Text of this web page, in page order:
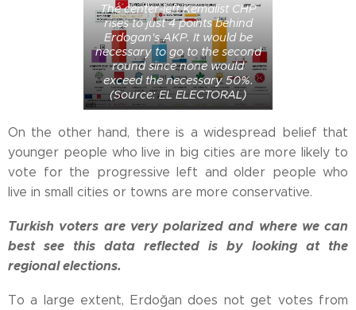
The center-left Kemalist CHP
rises to just 4 points behind
Erdogan's AKP. It would be
necessary to go to the second
round since none would
exceed the necessary 50%.
(Source: EL ELECTORAL)
On the other hand, there is a widespread belief that
younger people who live in big cities are more likely to
vote for the progressive left and older people who
live in small cities or towns are more conservative.
Turkish voters are very polarized and where we can
best see this data reflected is by looking at the
regional elections.
To a large extent, Erdoğan does not get votes from